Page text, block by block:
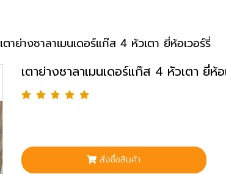
เตาย่างซาลาเมนเดอร์แก๊ส 4 หัวเตา ยี่ห้อเวอร์รี่
เตาย่างซาลาเมนเดอร์แก๊ส 4 หัวเตา ยี่ห้อ
สั่งซื้อสินค้า